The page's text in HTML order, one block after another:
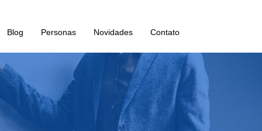
Blog Personas Novidades Contato